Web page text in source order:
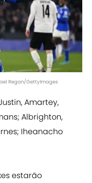
Regan/GettyImages
Amartey,
Albrighton,
Iheanacho
estarão